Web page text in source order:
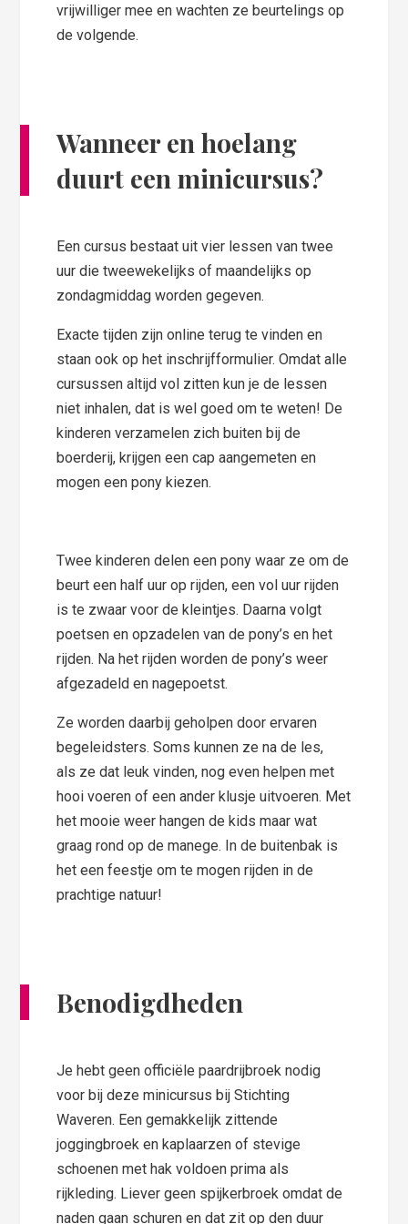
vrijwilliger mee en wachten ze beurtelings op
de volgende.
Wanneer en hoelang
duurt een minicursus?
Een cursus bestaat uit vier lessen van twee
uur die tweewekelijks of maandelijks op
zondagmiddag worden gegeven.
Exacte tijden zijn online terug te vinden en
staan ook op het inschrijfformulier. Omdat alle
cursussen altijd vol zitten kun je de lessen
niet inhalen, dat is wel goed om te weten! De
kinderen verzamelen zich buiten bij de
boerderij, krijgen een cap aangemeten en
mogen een pony kiezen.
Twee kinderen delen een pony waar ze om de
beurt een half uur op rijden, een vol uur rijden
is te zwaar voor de kleintjes. Daarna volgt
poetsen en opzadelen van de pony’s en het
rijden. Na het rijden worden de pony’s weer
afgezadeld en nagepoetst.
Ze worden daarbij geholpen door ervaren
begeleidsters. Soms kunnen ze na de les,
als ze dat leuk vinden, nog even helpen met
hooi voeren of een ander klusje uitvoeren. Met
het mooie weer hangen de kids maar wat
graag rond op de manege. In de buitenbak is
het een feestje om te mogen rijden in de
prachtige natuur!
Benodigdheden
Je hebt geen officiële paardrijbroek nodig
voor bij deze minicursus bij Stichting
Waveren. Een gemakkelijk zittende
joggingbroek en kaplaarzen of stevige
schoenen met hak voldoen prima als
rijkleding. Liever geen spijkerbroek omdat de
naden gaan schuren en dat zit op den duur